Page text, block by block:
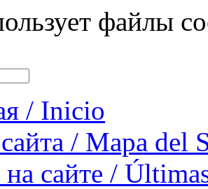
файлы
/ Inicio
/ Mapa del
сайте /